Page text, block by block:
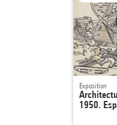
Exposition
1950.